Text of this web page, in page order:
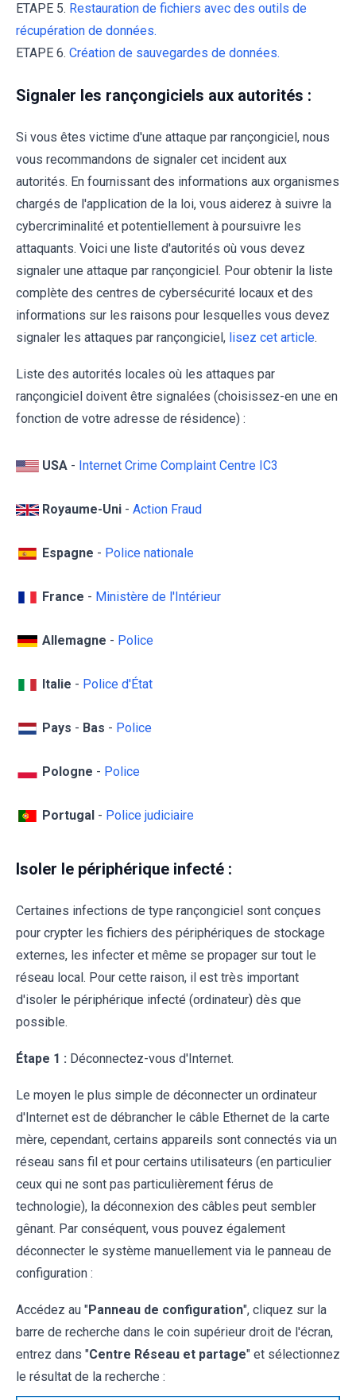
ETAPE 5. Restauration de fichiers avec des outils de
récupération de données.
ETAPE 6. Création de sauvegardes de données.
Signaler les rançongiciels aux autorités :
Si vous êtes victime d'une attaque par rançongiciel, nous
vous recommandons de signaler cet incident aux
autorités. En fournissant des informations aux organismes
chargés de l'application de la loi, vous aiderez à suivre la
cybercriminalité et potentiellement à poursuivre les
attaquants. Voici une liste d'autorités où vous devez
signaler une attaque par rançongiciel. Pour obtenir la liste
complète des centres de cybersécurité locaux et des
informations sur les raisons pour lesquelles vous devez
signaler les attaques par rançongiciel, lisez cet article.
Liste des autorités locales où les attaques par
rançongiciel doivent être signalées (choisissez-en une en
fonction de votre adresse de résidence) :
USA - Internet Crime Complaint Centre IC3
Royaume-Uni - Action Fraud
Espagne - Police nationale
France - Ministère de l'Intérieur
Allemagne - Police
Italie - Police d'État
Pays - Bas - Police
Pologne - Police
Portugal - Police judiciaire
Isoler le périphérique infecté :
Certaines infections de type rançongiciel sont conçues
pour crypter les fichiers des périphériques de stockage
externes, les infecter et même se propager sur tout le
réseau local. Pour cette raison, il est très important
d'isoler le périphérique infecté (ordinateur) dès que
possible.
Étape 1 : Déconnectez-vous d'Internet.
Le moyen le plus simple de déconnecter un ordinateur
d'Internet est de débrancher le câble Ethernet de la carte
mère, cependant, certains appareils sont connectés via un
réseau sans fil et pour certains utilisateurs (en particulier
ceux qui ne sont pas particulièrement férus de
technologie), la déconnexion des câbles peut sembler
gênant. Par conséquent, vous pouvez également
déconnecter le système manuellement via le panneau de
configuration :
Accédez au "Panneau de configuration", cliquez sur la
barre de recherche dans le coin supérieur droit de l'écran,
entrez dans "Centre Réseau et partage" et sélectionnez
le résultat de la recherche :